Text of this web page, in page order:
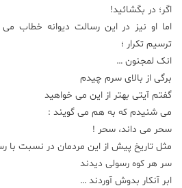
اگر؛ در بگشائید!
اما او نیز در این رسالت دیوانه خطاب
ترسیم تکرار ؛
انک لمجنون …
برگی از بالای سرم چیدم
گفتم آیتی بهتر از این می خواهید
می شنیدم که به هم می گویند :
سحر می داند، سحر !
مثل تاریخ پیش از این مردمان در نسبت با
سر هر کوه رسولی دیدند
ابر آنکار بدوش آوردند …